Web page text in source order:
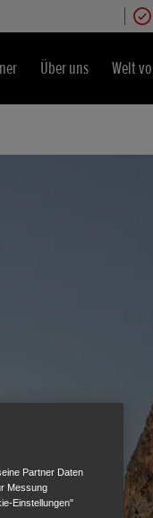
Über uns Welt
Partner Daten
Messung
Einstellungen"